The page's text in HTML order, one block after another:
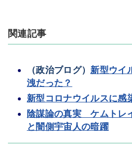
関連記事
（政治ブログ）新型ウイ
洩だった？
新型コロナウイルスに感
陰謀論の真実 ケムトレ
と闇側宇宙人の暗躍